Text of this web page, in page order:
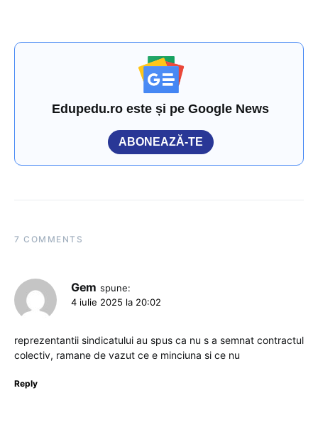
Edupedu.ro este și pe Google News
ABONEAZĂ-TE
7 COMMENTS
Gem spune:
4 iulie 2025 la 20:02
reprezentantii sindicatului au spus ca nu s a semnat contractul
colectiv, ramane de vazut ce e minciuna si ce nu
Reply